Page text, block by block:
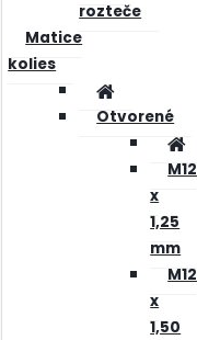
rozteče
Matice
kolies
Otvorené
M12
x
1,25
mm
M12
x
1,50